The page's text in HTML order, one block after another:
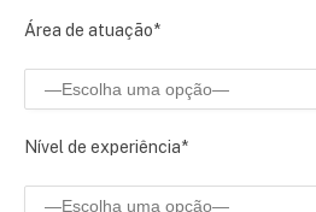
Área de atuação*
Nível de experiência*